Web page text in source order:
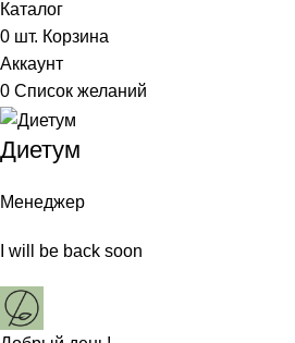
Каталог
0 шт. Корзина
Аккаунт
0 Список желаний
Диетум
Менеджер
I will be back soon